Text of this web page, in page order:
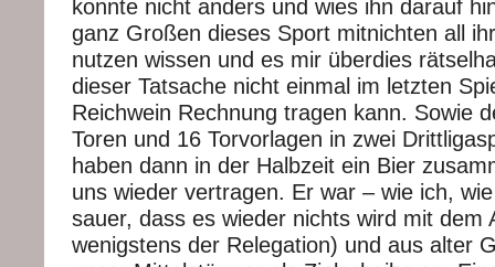
konnte nicht anders und wies ihn darauf
ganz Großen dieses Sport mitnichten all
nutzen wissen und es mir überdies
dieser Tatsache nicht einmal im letzten
Reichwein Rechnung tragen kann. Sowie
Toren und 16 Torvorlagen in zwei
haben dann in der Halbzeit ein Bier
uns wieder vertragen. Er war – wie ich,
sauer, dass es wieder nichts wird mit dem
wenigstens der Relegation) und aus alter